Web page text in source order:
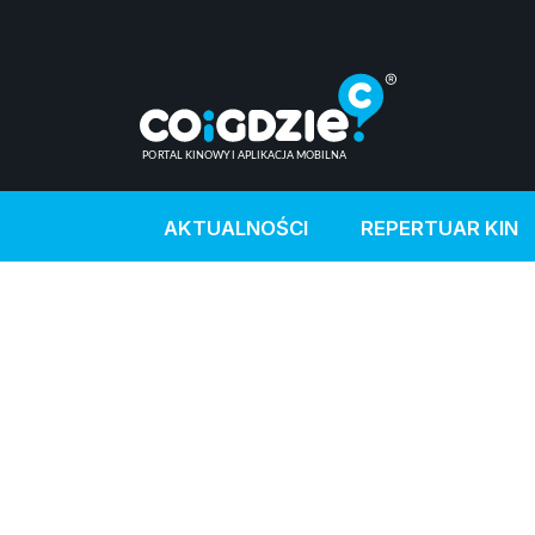
AKTUALNOŚCI REPERTUAR KIN